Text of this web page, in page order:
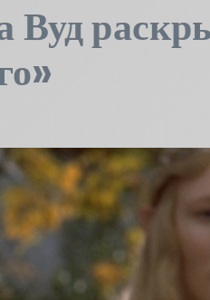
Вуд